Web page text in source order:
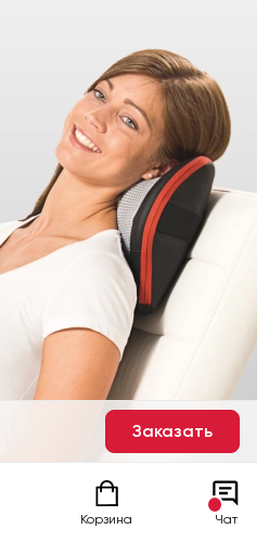
Заказать
Корзина Чат